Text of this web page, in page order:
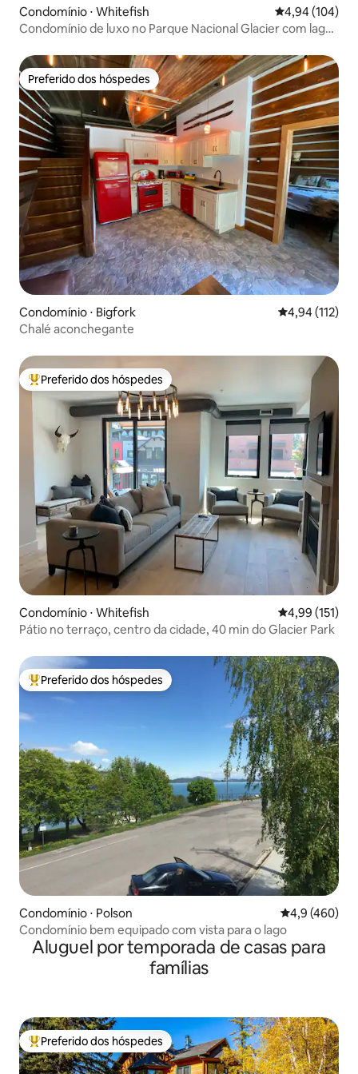
Condomínio ⋅ Whitefish 4,94 de uma
4,94 (104)
Condomínio de luxo no Parque Nacional Glacier com lago
Preferido dos hóspedes
Preferido dos hóspedes
Condomínio ⋅ Bigfork 4,94 de uma
4,94 (112)
Chalé aconchegante
Entre os melhores preferidos dos hóspedes
Preferido dos hóspedes
Condomínio ⋅ Whitefish 4,99 de uma
4,99 (151)
Pátio no terraço, centro da cidade, 40 min do Glacier Park
Entre os melhores preferidos dos hóspedes
Preferido dos hóspedes
Condomínio ⋅ Polson 4,9 de uma
4,9 (460)
Condomínio bem equipado com vista para o lago
Aluguel por temporada de casas para
famílias
Entre os melhores preferidos dos hóspedes
Preferido dos hóspedes